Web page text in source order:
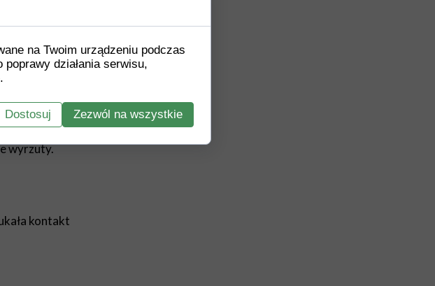
z łóżka! Taki
też, że
czyta maila
wyrzuty.
kontakt
na Twoim urządzeniu podczas
działania serwisu,
Dostosuj Zezwól na wszystkie